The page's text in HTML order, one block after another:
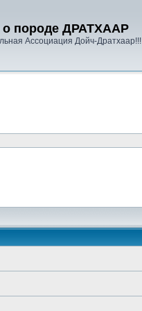
о породе ДРАТХААР
Ассоциация Дойч-Дратхаар!!!